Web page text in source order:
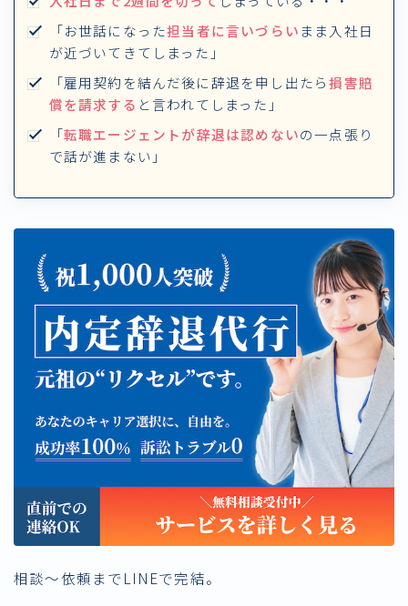
「お世話になった担当者に言いづらい まま入社日
が近づいてきてしまった」
「雇用契約を結んだ後に辞退を申し出たら損害賠
償を請求する と言われてしまった」
「転職エージェントが辞退は認めないの一点張り
で話が進まない」
相談〜依頼までLINEで完結。